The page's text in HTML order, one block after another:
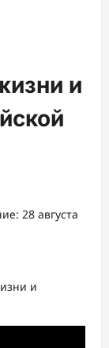
и
28 августа